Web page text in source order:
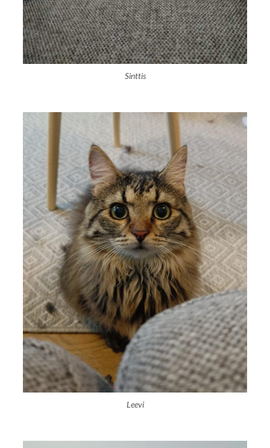
Sinttis
Leevi